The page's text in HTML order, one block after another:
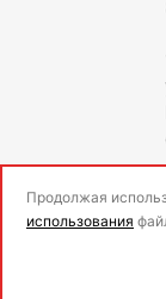
Продолжая
использования